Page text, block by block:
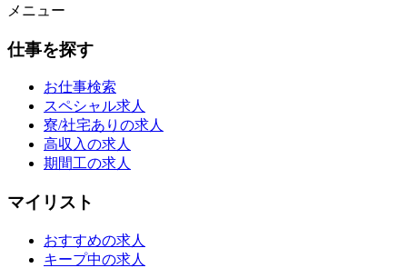
メニュー
仕事を探す
お仕事検索
スペシャル求人
寮/社宅ありの求人
高収入の求人
期間工の求人
マイリスト
おすすめの求人
キープ中の求人